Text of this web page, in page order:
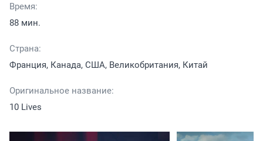
Время:
88 мин.
Страна:
Франция, Канада, США, Великобритания, Китай
Оригинальное название:
10 Lives